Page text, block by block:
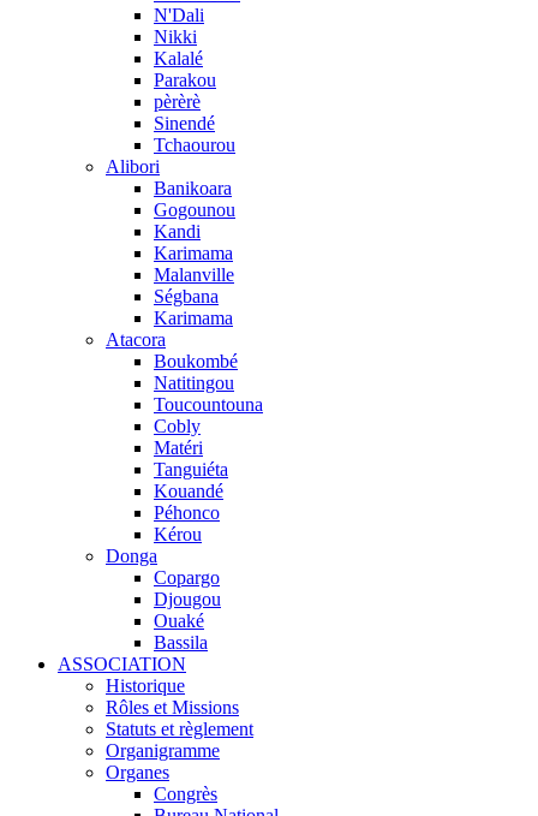
N'Dali
Nikki
Kalalé
Parakou
pèrèrè
Sinendé
Tchaourou
Alibori
Banikoara
Gogounou
Kandi
Karimama
Malanville
Ségbana
Karimama
Atacora
Boukombé
Natitingou
Toucountouna
Cobly
Matéri
Tanguiéta
Kouandé
Péhonco
Kérou
Donga
Copargo
Djougou
Ouaké
Bassila
ASSOCIATION
Historique
Rôles et Missions
Statuts et règlement
Organigramme
Organes
Congrès